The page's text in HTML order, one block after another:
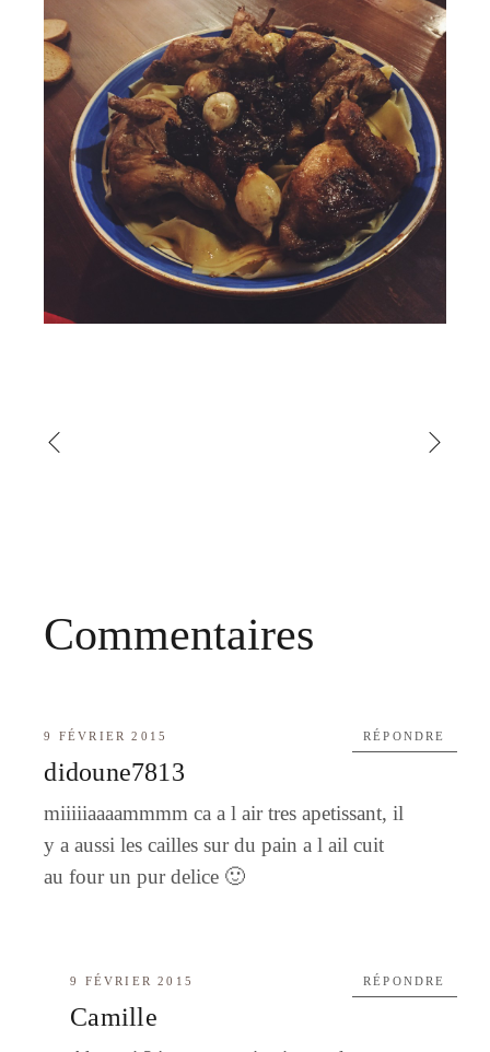
Commentaires
9 FÉVRIER 2015
didoune7813
miiiiiaaaammmm ca a l air tres apetissant, il
y a aussi les cailles sur du pain a l ail cuit
au four un pur delice 🙂
RÉPONDRE
9 FÉVRIER 2015
Camille
RÉPONDRE